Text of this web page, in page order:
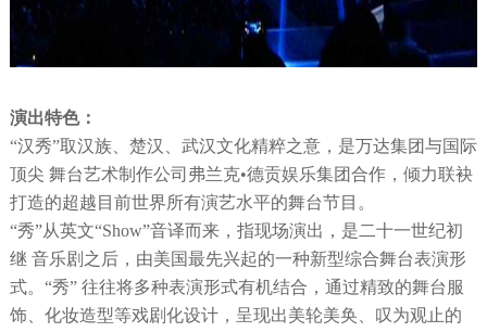
演出特色：
“汉秀”取汉族、楚汉、武汉文化精粹之意，是万达集团与国际
顶尖 舞台艺术制作公司弗兰克•德贡娱乐集团合作，倾力联袂
打造的超越目前世界所有演艺水平的舞台节目。
“秀”从英文“Show”音译而来，指现场演出，是二十一世纪初
继 音乐剧之后，由美国最先兴起的一种新型综合舞台表演形
式。“秀” 往往将多种表演形式有机结合，通过精致的舞台服
饰、化妆造型等戏剧化设计，呈现出美轮美奂、叹为观止的